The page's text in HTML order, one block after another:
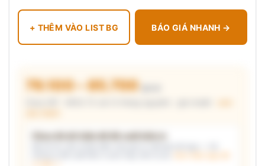
+ THÊM VÀO LIST BG BÁO GIÁ NHANH →
79.100 – 85.700